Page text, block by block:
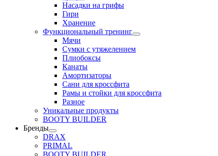
Насадки на грифы
Гири
Хранение
Функциональный тренинг
Мячи
Сумки с утяжелением
Плиобоксы
Канаты
Амортизаторы
Сани для кроссфита
Рамы и стойки для кроссфита
Разное
Уникальные продукты
BOOTY BUILDER
Бренды
DRAX
PRIMAL
BOOTY BUILDER